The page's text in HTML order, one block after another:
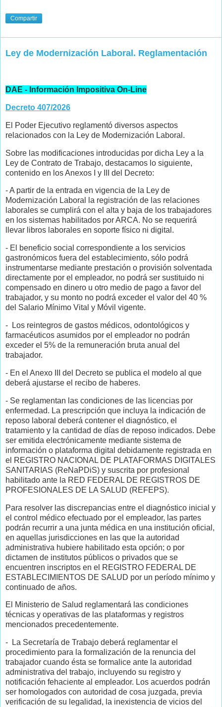
Compartir
Ley de Modernización Laboral. Reglamentación
DAE - Información Impositiva On-Line
Decreto 407/2026
El Poder Ejecutivo reglamentó diversos aspectos
relacionados con la Ley de Modernización Laboral.
Sobre las modificaciones introducidas por dicha Ley a la
Ley de Contrato de Trabajo, destacamos lo siguiente,
contenido en los Anexos I y III del Decreto:
- A partir de la entrada en vigencia de la Ley de
Modernización Laboral la registración de las relaciones
laborales se cumplirá con el alta y baja de los trabajadores
en los sistemas habilitados por ARCA. No se requerirá
llevar libros laborales en soporte físico ni digital.
- El beneficio social correspondiente a los servicios
gastronómicos fuera del establecimiento, sólo podrá
instrumentarse mediante prestación o provisión solventada
directamente por el empleador, no podrá ser sustituido ni
compensado en dinero u otro medio de pago a favor del
trabajador, y su monto no podrá exceder el valor del 40 %
del Salario Mínimo Vital y Móvil vigente.
- Los reintegros de gastos médicos, odontológicos y
farmacéuticos asumidos por el empleador no podrán
exceder el 5% de la remuneración bruta anual del
trabajador.
- En el Anexo III del Decreto se publica el modelo al que
deberá ajustarse el recibo de haberes.
- Se reglamentan las condiciones de las licencias por
enfermedad. La prescripción que incluya la indicación de
reposo laboral deberá contener el diagnóstico, el
tratamiento y la cantidad de días de reposo indicados. Debe
ser emitida electrónicamente mediante sistema de
información o plataforma digital debidamente registrada en
el REGISTRO NACIONAL DE PLATAFORMAS DIGITALES
SANITARIAS (ReNaPDiS) y suscrita por profesional
habilitado ante la RED FEDERAL DE REGISTROS DE
PROFESIONALES DE LA SALUD (REFEPS).
Para resolver las discrepancias entre el diagnóstico inicial y
el control médico efectuado por el empleador, las partes
podrán recurrir a una junta médica en una institución oficial,
en aquellas jurisdicciones en las que la autoridad
administrativa hubiere habilitado esta opción; o por
dictamen de institutos públicos o privados que se
encuentren inscriptos en el REGISTRO FEDERAL DE
ESTABLECIMIENTOS DE SALUD por un período mínimo y
continuado de años.
El Ministerio de Salud reglamentará las condiciones
técnicas y operativas de las plataformas y registros
mencionados precedentemente.
- La Secretaría de Trabajo deberá reglamentar el
procedimiento para la formalización de la renuncia del
trabajador cuando ésta se formalice ante la autoridad
administrativa del trabajo, incluyendo su registro y
notificación fehaciente al empleador. Los acuerdos podrán
ser homologados con autoridad de cosa juzgada, previa
verificación de su legalidad, la inexistencia de vicios del